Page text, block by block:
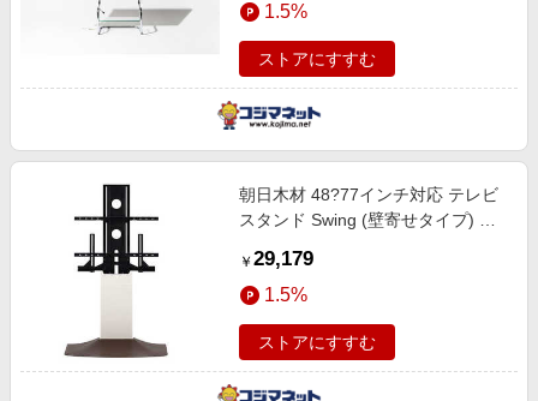
1.5%
ストアにすすむ
朝日木材 48?77インチ対応 テレビ
スタンド Swing (壁寄せタイプ) ホ
WD
￥ 29,179
1.5%
ストアにすすむ